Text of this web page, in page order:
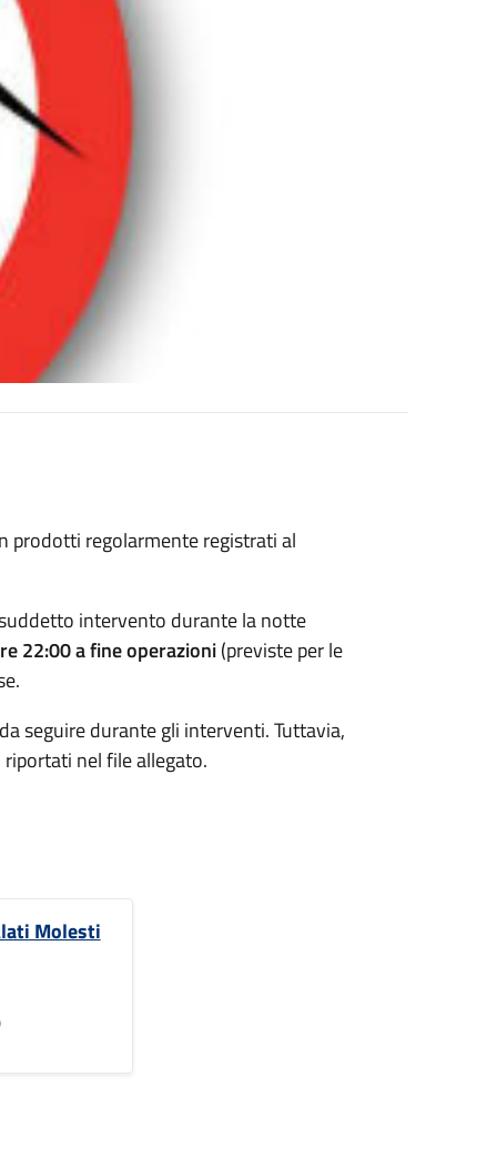
prodotti regolarmente registrati al
intervento durante la notte
22:00 a fine operazioni(previste per le
seguire durante gli interventi. Tuttavia,
nel file allegato.
Molesti